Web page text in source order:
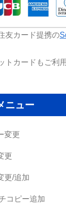
友カード提携の
トカードもご利
ニュー
変更
更
更/追加
コピー追加